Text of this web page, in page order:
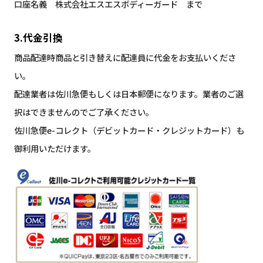
口座名義 株式会社エスエスボディーガード まで
3.代金引換
商品配達時商品と引き替えに配達員に代金をお支払いくださ
い。
配達業者は佐川急便もしくは日本郵便になります。業者のご選
択はできませんのでご了承ください。
佐川急便e-コレクト（デビットカード・クレジットカード）も
御利用いただけます。